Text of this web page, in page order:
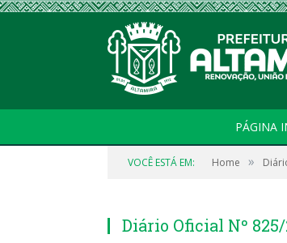
PÁGINA
VOCÊ ESTÁ EM: Home »
Diário Oficial Nº